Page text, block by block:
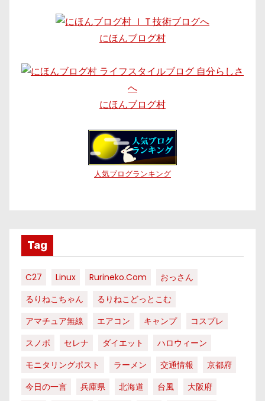
にほんブログ村
にほんブログ村
人気ブログランキング
Tag
C27 Linux Rurineko.com
おっさん
るりねこちゃん
るりねこどっとこむ
アマチュア無線
エアコン キャンプ
コスプレ
スノボ
セレナ ダイエット
ハロウィーン
モニタリングポスト
ラーメン 交通情報
京都府
今日の一言
兵庫県 北海道 台風
大阪府